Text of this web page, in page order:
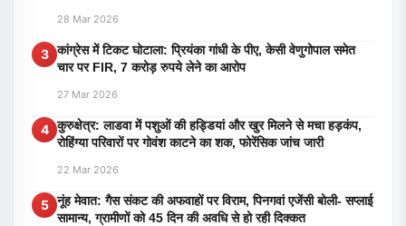
28 Mar 2026
3 कांग्रेस में टिकट घोटाला: प्रियंका गांधी के पीए, केसी वेणुगोपाल समेत
चार पर FIR, 7 करोड़ रुपये लेने का आरोप
27 Mar 2026
4 कुरुक्षेत्र: लाडवा में पशुओं की हड्डियां और खुर मिलने से मचा हड़कंप,
रोहिंग्या परिवारों पर गोवंश काटने का शक, फोरेंसिक जांच जारी
22 Mar 2026
5 नूंह मेवात: गैस संकट की अफवाहों पर विराम, पिनगवां एजेंसी बोली- सप्लाई
सामान्य, ग्रामीणों को 45 दिन की अवधि से हो रही दिक्कत